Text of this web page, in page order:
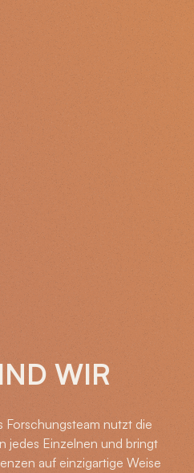
WIR
Forschungsteam nutzt die
jedes Einzelnen und bringt
auf einzigartige Weise